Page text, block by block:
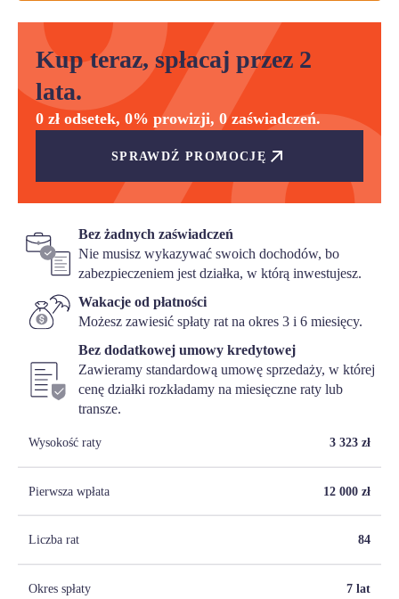
Kup teraz, spłacaj przez 2
lata.
0 zł odsetek, 0% prowizji, 0 zaświadczeń.
SPRAWDŹ PROMOCJĘ
Bez żadnych zaświadczeń
Nie musisz wykazywać swoich dochodów, bo
zabezpieczeniem jest działka, w którą inwestujesz.
Wakacje od płatności
Możesz zawiesić spłaty rat na okres 3 i 6 miesięcy.
Bez dodatkowej umowy kredytowej
Zawieramy standardową umowę sprzedaży, w której
cenę działki rozkładamy na miesięczne raty lub
transze.
Wysokość raty 3 323 zł
Pierwsza wpłata 12 000 zł
Liczba rat 84
Okres spłaty 7 lat